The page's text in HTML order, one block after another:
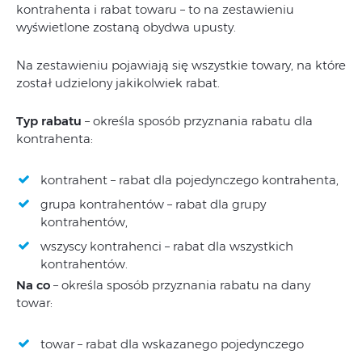
kontrahenta i rabat towaru – to na zestawieniu
wyświetlone zostaną obydwa upusty.
Na zestawieniu pojawiają się wszystkie towary, na które
został udzielony jakikolwiek rabat.
Typ rabatu – określa sposób przyznania rabatu dla
kontrahenta:
kontrahent – rabat dla pojedynczego kontrahenta,
grupa kontrahentów – rabat dla grupy
kontrahentów,
wszyscy kontrahenci – rabat dla wszystkich
kontrahentów.
Na co – określa sposób przyznania rabatu na dany
towar:
towar – rabat dla wskazanego pojedynczego